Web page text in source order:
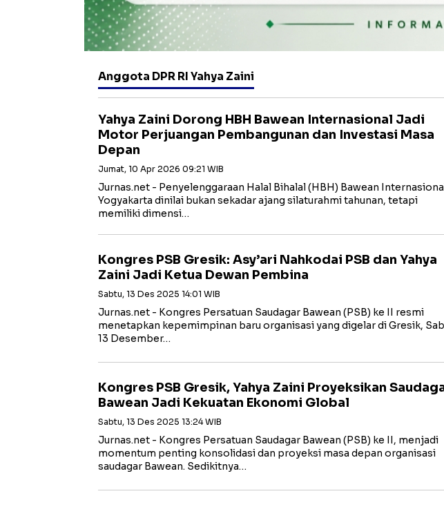
Anggota DPR RI Yahya Zaini
Yahya Zaini Dorong HBH Bawean Internasional Jadi
Motor Perjuangan Pembangunan dan Investasi Masa
Depan
Jumat, 10 Apr 2026 09:21 WIB
Jurnas.net - Penyelenggaraan Halal Bihalal (HBH) Bawean
Yogyakarta dinilai bukan sekadar ajang silaturahmi tahunan, tetapi
memiliki dimensi…
Kongres PSB Gresik: Asy’ari Nahkodai PSB dan Yahya
Zaini Jadi Ketua Dewan Pembina
Sabtu, 13 Des 2025 14:01 WIB
Jurnas.net - Kongres Persatuan Saudagar Bawean (PSB) ke II resmi
menetapkan kepemimpinan baru organisasi yang digelar di Gresik,
13 Desember…
Kongres PSB Gresik, Yahya Zaini Proyeksikan
Bawean Jadi Kekuatan Ekonomi Global
Sabtu, 13 Des 2025 13:24 WIB
Jurnas.net - Kongres Persatuan Saudagar Bawean (PSB) ke II, menjadi
momentum penting konsolidasi dan proyeksi masa depan organisasi
saudagar Bawean. Sedikitnya…